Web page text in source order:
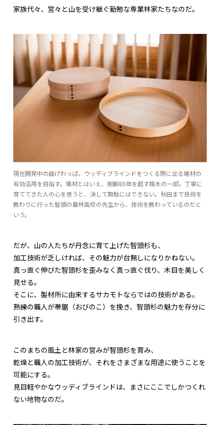
家族代々、営々と山を受け継ぐ勤勉な専業林家たちなのだ。
現在開発中の曲げわっぱ。ウッディブラインドをつくる際に出る端材の
有効活用を目指す。端材とはいえ、樹齢80年を超す銘木の一部。丁寧に
育ててきた人の心を思うと、決して無駄にはできない。秋田まで技術を
教わりに行った智頭の農林高校の先生から、技術を教わっているのだと
いう。
だが、山の人たちが丹念に育て上げた智頭杉も、
加工技術が乏しければ、その魅力が台無しになりかねない。
真っ直ぐ伸びた智頭杉を歪みなく真っ直ぐ伐り、木目を美しく
見せる。
そこに、製材所に由来するサカモトならではの技術がある。
熟練の職人が帯鋸（おびのこ）を挽き、智頭杉の魅力を存分に
引き出す。
このまちの風土と林家の営みが智頭杉を育み、
乾燥と職人の加工技術が、それをさまざまな用途に使うことを
可能にする。
見目軽やかなウッディブラインドは、まさにここでしかつくれ
ない地物なのだ。